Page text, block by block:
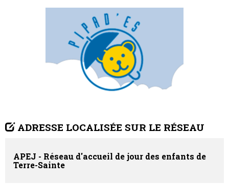
ADRESSE LOCALISÉE SUR LE RÉSEAU
APEJ - Réseau d'accueil de jour des enfants de
Terre-Sainte